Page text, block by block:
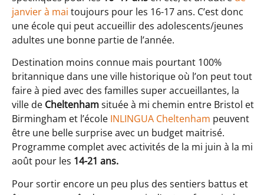
janvier à mai toujours pour les 16-17 ans. C’est donc
une école qui peut accueillir des adolescents/jeunes
adultes une bonne partie de l’année.
Destination moins connue mais pourtant 100%
britannique dans une ville historique où l’on peut tout
faire à pied avec des familles super accueillantes, la
ville de Cheltenhamsituée à mi chemin entre Bristol et
Birmingham et l’école INLINGUA Cheltenham peuvent
être une belle surprise avec un budget maitrisé.
Programme complet avec activités de la mi juin à la mi
août pour les 14-21 ans.
Pour sortir encore un peu plus des sentiers battus et